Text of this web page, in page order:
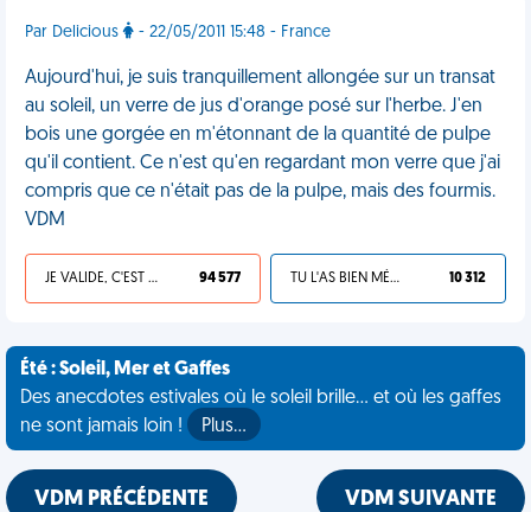
Par Delicious - 22/05/2011 15:48 - France
Aujourd'hui, je suis tranquillement allongée sur un transat
au soleil, un verre de jus d'orange posé sur l'herbe. J'en
bois une gorgée en m'étonnant de la quantité de pulpe
qu'il contient. Ce n'est qu'en regardant mon verre que j'ai
compris que ce n'était pas de la pulpe, mais des fourmis.
VDM
JE VALIDE, C'EST UNE VDM 94 577 TU L'AS BIEN MÉRITÉ 10 312
Été : Soleil, Mer et Gaffes
Des anecdotes estivales où le soleil brille... et où les gaffes
ne sont jamais loin !
Plus…
VDM PRÉCÉDENTE VDM SUIVANTE